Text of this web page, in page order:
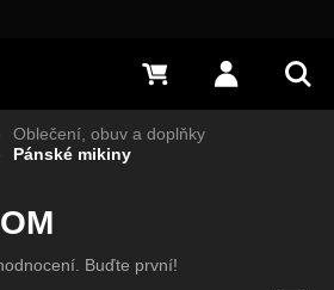
Přihlásit
0 Kč
Oblečení, obuv a doplňky
Pánské mikiny
Buďte první!